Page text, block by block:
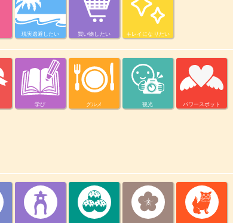
現実逃避したい 買い物したい キレイになりたい
学び グルメ 観光 パワースポット